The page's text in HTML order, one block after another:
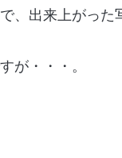
、出来上がった
が・・・。